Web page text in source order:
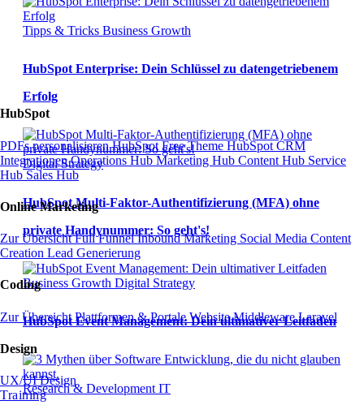
HubSpot
PDFs personalisierenHubSpot Free Theme HubSpot CRM
IntegrationenOperations Hub Marketing Hub Content Hub Service
Hub Sales Hub
Online Marketing
Zur ÜbersichtFull FunnelInbound Marketing Social Media Content
Creation Lead Generierung
Coding
Zur ÜbersichtPlattformen & PortaleWebsiteMiddlewareLaravel
Design
UX/UI Design
Training
Tipps & Tricks Business Growth
HubSpot Enterprise: Dein Schlüssel zu datengetriebenem
Erfolg
Digital Strategy
HubSpot Multi-Faktor-Authentifizierung (MFA) ohne
private Handynummer: So geht's!
Business Growth Digital Strategy
HubSpot Event Management: Dein ultimativer Leitfaden
Research & Development IT